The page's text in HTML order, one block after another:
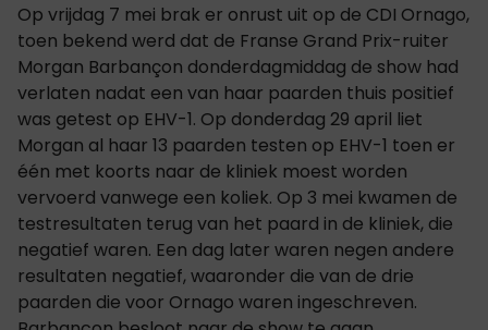
Op vrijdag 7 mei brak er onrust uit op de CDI Ornago,
toen bekend werd dat de Franse Grand Prix-ruiter
Morgan Barbançon donderdagmiddag de show had
verlaten nadat een van haar paarden thuis positief
was getest op EHV-1. Op donderdag 29 april liet
Morgan al haar 13 paarden testen op EHV-1 toen er
één met koorts naar de kliniek moest worden
vervoerd vanwege een koliek. Op 3 mei kwamen de
testresultaten terug van het paard in de kliniek, die
negatief waren. Een dag later waren negen andere
resultaten negatief, waaronder die van de drie
paarden die voor Ornago waren ingeschreven.